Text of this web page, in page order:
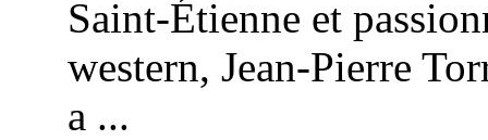
Saint-Étienne et
western, Jean-Pierre
a ...